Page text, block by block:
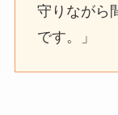
守りながら
です。」